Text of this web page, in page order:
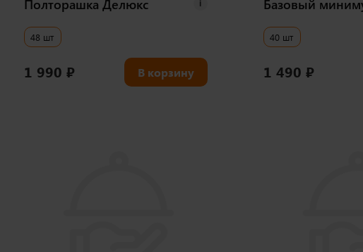
Полторашка Делюкс i
48 шт
1 990 ₽ В корзину
Базовый
40 шт
1 490 ₽